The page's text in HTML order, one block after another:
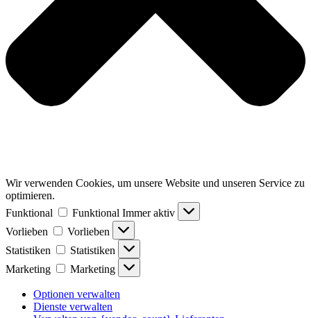
Wir verwenden Cookies, um unsere Website und unseren Service zu
optimieren.
Funktional
Funktional Immer aktiv
Vorlieben
Vorlieben
Statistiken
Statistiken
Marketing
Marketing
Optionen verwalten
Dienste verwalten